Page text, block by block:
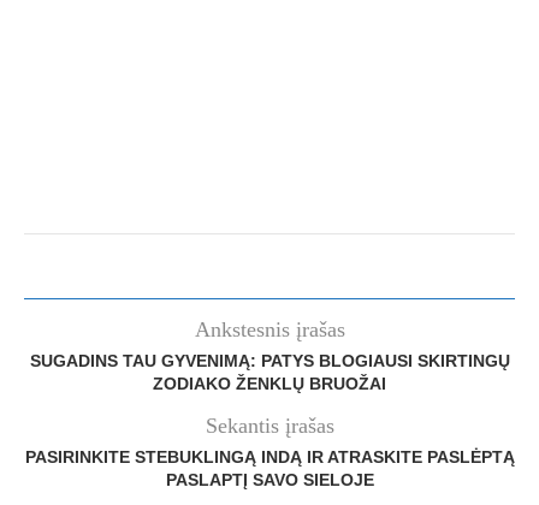
Ankstesnis įrašas
SUGADINS TAU GYVENIMĄ: PATYS BLOGIAUSI SKIRTINGŲ
ZODIAKO ŽENKLŲ BRUOŽAI
Sekantis įrašas
PASIRINKITE STEBUKLINGĄ INDĄ IR ATRASKITE PASLĖPTĄ
PASLAPTĮ SAVO SIELOJE